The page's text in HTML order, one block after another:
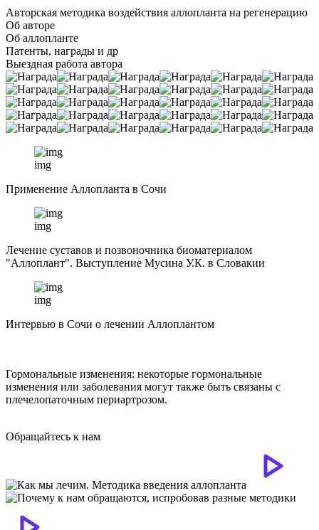
Авторская методика воздействия аллопланта на регенерацию
Об авторе
Об аллопланте
Патенты, награды и др
Выездная работа автора
img
Применение Аллопланта в Сочи
img
Лечение суставов и позвоночника биоматериалом
"Аллоплант". Выступление Мусина У.К. в Словакии
img
Интервью в Сочи о лечении Аллоплантом
Гормональные изменения: некоторые гормональные
изменения или заболевания могут также быть связаны с
плечелопаточным периартрозом.
Обращайтесь к нам